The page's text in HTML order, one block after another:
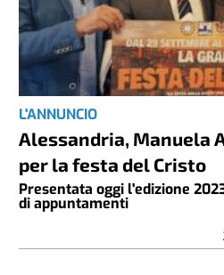
L'ANNUNCIO
Alessandria, Manuela
per la festa del Cristo
Presentata oggi l'edizione
di appuntamenti